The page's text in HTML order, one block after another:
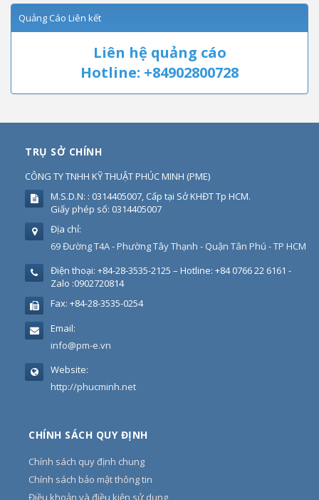
Quảng Cáo Liên kết
Liên hệ quảng cáo
Hotline: +84902800728
TRỤ SỞ CHÍNH
CÔNG TY TNHH KỸ THUẬT PHÚC MINH (PME)
M.S.D.N: : 0314405007, Cấp tại Sở KHĐT Tp HCM.
Giấy phép số: 0314405007
Địa chỉ:
69 Đường T4A - Phường Tây Thạnh - Quận Tân Phú - TP HCM
Điện thoại: +84-28-3535-2125 – Hotline: +84 0766 22 6161 -
Zalo :0902720814
Fax: +84-28-3535-0254
Email:
info@pm-e.vn
Website:
http://phucminh.net
CHÍNH SÁCH QUY ĐỊNH
Chính sách quy định chung
Chính sách bảo mật thông tin
Điều khoản và điều kiện sử dụng